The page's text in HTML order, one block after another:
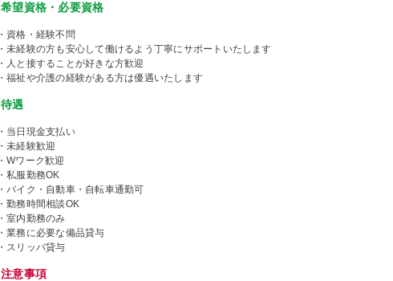
希望資格・必要資格
・資格・経験不問
・未経験の方も安心して働けるよう丁寧にサポートいたします
・人と接することが好きな方歓迎
・福祉や介護の経験がある方は優遇いたします
待遇
・当日現金支払い
・未経験歓迎
・Wワーク歓迎
・私服勤務OK
・バイク・自動車・自転車通勤可
・勤務時間相談OK
・室内勤務のみ
・業務に必要な備品貸与
・スリッパ貸与
注意事項